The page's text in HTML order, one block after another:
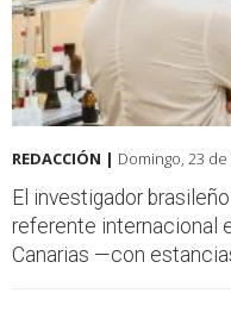
REDACCIÓN | Domingo, 23
El investigador
referente internacional
Canarias —con